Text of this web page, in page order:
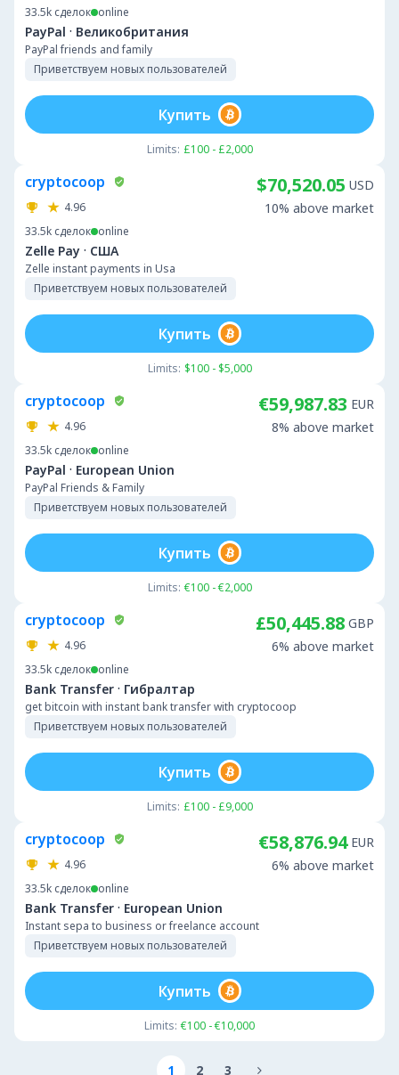
33.5k сделок online
PayPal · Великобритания
PayPal friends and family
Приветствуем новых пользователей
Limits: £100 - £2,000
Купить
cryptocoop
4.96
33.5k сделок online
Zelle Pay · США
Zelle instant payments in Usa
Приветствуем новых пользователей
$70,520.05 USD
10% above market
Limits: $100 - $5,000
Купить
cryptocoop
4.96
33.5k сделок online
PayPal · European Union
PayPal Friends & Family
Приветствуем новых пользователей
€59,987.83 EUR
8% above market
Limits: €100 - €2,000
Купить
cryptocoop
4.96
33.5k сделок online
Bank Transfer · Гибралтар
get bitcoin with instant bank transfer with cryptocoop
Приветствуем новых пользователей
£50,445.88 GBP
6% above market
Limits: £100 - £9,000
Купить
cryptocoop
4.96
33.5k сделок online
Bank Transfer · European Union
Instant sepa to business or freelance account
Приветствуем новых пользователей
€58,876.94 EUR
6% above market
Limits: €100 - €10,000
Купить
1 2 3 